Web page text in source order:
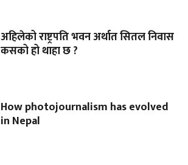
अहिलेको राष्ट्रपति भवन अर्थात सितल निवास
कसको हो थाहा छ ?
How photojournalism has evolved
in Nepal